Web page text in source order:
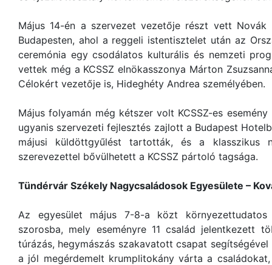
Május 14-én a szervezet vezetője részt vett Novák
Budapesten, ahol a reggeli istentisztelet után az
ceremónia egy csodálatos kulturális és nemzeti
vettek még a KCSSZ elnökasszonya Márton
Célokért vezetője is, Hideghéty Andrea személyében.
Május folyamán még kétszer volt KCSSZ-es
ugyanis szervezeti fejlesztés zajlott a Budapest
májusi küldöttgyűlést tartották, és a klasszikus
szerevezettel bővülhetett a KCSSZ pártoló tagsága.
Tündérvár Székely Nagycsaládosok Egyesülete –
Az egyesület május 7-8-a közt
szorosba, mely eseményre 11 család jelentkezett
túrázás, hegymászás szakavatott csapat
a jól megérdemelt krumplitokány várta a